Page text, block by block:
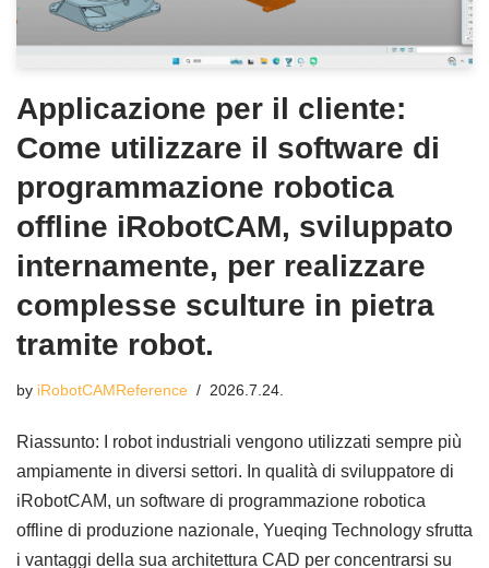
Applicazione per il cliente:
Come utilizzare il software di
programmazione robotica
offline iRobotCAM, sviluppato
internamente, per realizzare
complesse sculture in pietra
tramite robot.
by iRobotCAMReference 2026.7.24.
Riassunto: I robot industriali vengono utilizzati sempre più
ampiamente in diversi settori. In qualità di sviluppatore di
iRobotCAM, un software di programmazione robotica
offline di produzione nazionale, Yueqing Technology sfrutta
i vantaggi della sua architettura CAD per concentrarsi su